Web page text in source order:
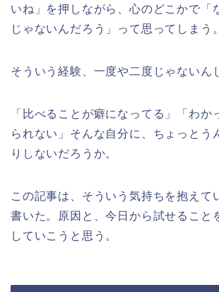
いね」を押しながら、心のどこかで「
じゃないんだろう」って思ってしまう。
そういう経験、一度や二度じゃないん
「比べることが癖になってる」「わか
られない」そんな自分に、ちょっとう
りしないだろうか。
この記事は、そういう気持ちを抱えて
書いた。原因と、今日から試せること
していこうと思う。